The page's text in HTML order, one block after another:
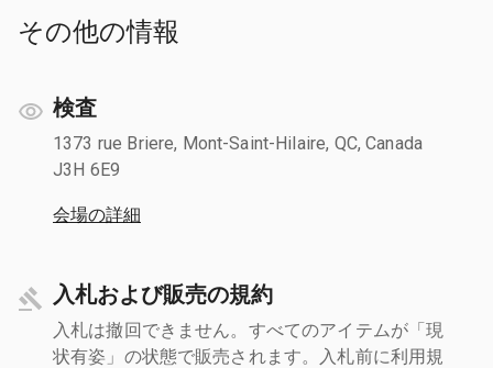
その他の情報
検査
1373 rue Briere, Mont-Saint-Hilaire, QC, Canada
J3H 6E9
会場の詳細
入札および販売の規約
入札は撤回できません。すべてのアイテムが「現
状有姿」の状態で販売されます。入札前に利用規